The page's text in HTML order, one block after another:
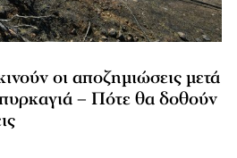
οι αποζημιώσεις μετά
– Πότε θα δοθούν